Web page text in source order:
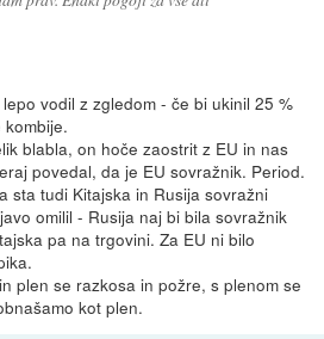
vodil z zgledom - če bi ukinil 25 %
blabla, on hoče zaostrit z EU in nas
povedal, da je EU sovražnik. Period.
sta tudi Kitajska in Rusija sovražni
omilil - Rusija naj bi bila sovražnik
pa na trgovini. Za EU ni bilo
plen se razkosa in požre, s plenom se
kot plen.